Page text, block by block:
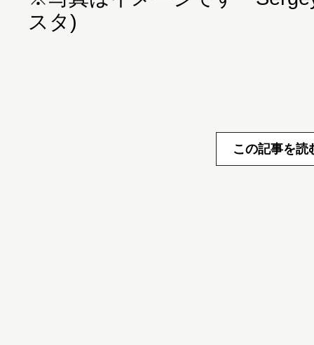
スタ)
この記事を読